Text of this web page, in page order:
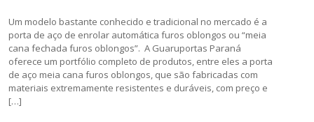
Um modelo bastante conhecido e tradicional no mercado é a
porta de aço de enrolar automática furos oblongos ou “meia
cana fechada furos oblongos”. A Guaruportas Paraná
oferece um portfólio completo de produtos, entre eles a porta
de aço meia cana furos oblongos, que são fabricadas com
materiais extremamente resistentes e duráveis, com preço e
[…]